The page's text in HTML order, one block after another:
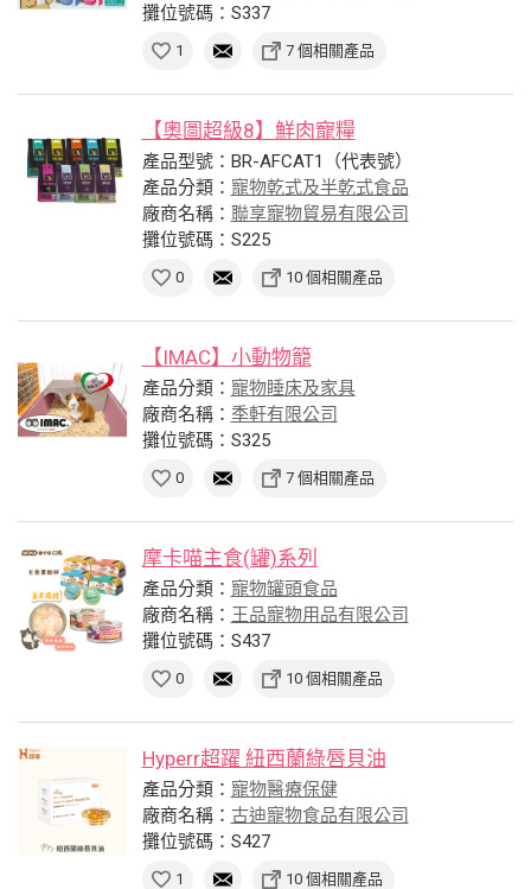
攤位號碼：S337
1 7 個相關產品
【奧圖超級8】鮮肉寵糧
產品型號：BR-AFCAT1（代表號）
產品分類： 寵物乾式及半乾式食品
廠商名稱： 聯享寵物貿易有限公司
攤位號碼：S225
0 10 個相關產品
【IMAC】小動物籠
產品分類： 寵物睡床及家具
廠商名稱： 季軒有限公司
攤位號碼：S325
0 7 個相關產品
摩卡喵主食(罐)系列
產品分類： 寵物罐頭食品
廠商名稱： 王品寵物用品有限公司
攤位號碼：S437
0 10 個相關產品
Hyperr超躍 紐西蘭綠唇貝油
產品分類： 寵物醫療保健
廠商名稱： 古迪寵物食品有限公司
攤位號碼：S427
1 10 個相關產品